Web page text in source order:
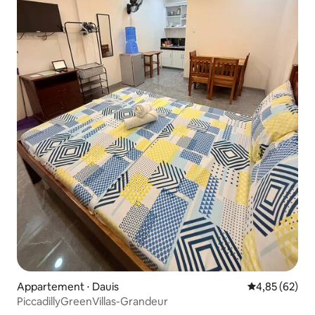
Appartement ⋅ Dauis Évaluation
4,85 (62)
PiccadillyGreenVillas-Grandeur